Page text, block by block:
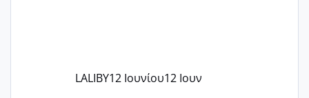
LALIBY12 Ιουνίου12 Ιουν